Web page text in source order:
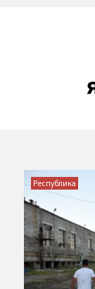
Республика